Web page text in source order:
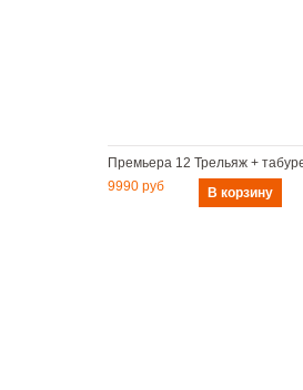
Премьера 12 Трельяж +
9990 руб